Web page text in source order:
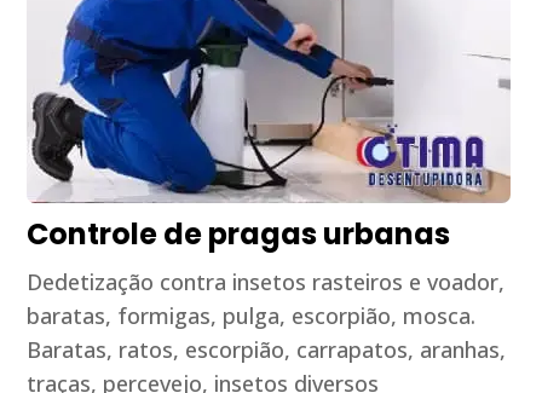
Controle de pragas urbanas
Dedetização contra insetos rasteiros e voador,
baratas, formigas, pulga, escorpião, mosca.
Baratas, ratos, escorpião, carrapatos, aranhas,
traças, percevejo, insetos diversos